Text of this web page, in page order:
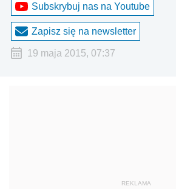
Subskrybuj nas na Youtube
Zapisz się na newsletter
19 maja 2015, 07:37